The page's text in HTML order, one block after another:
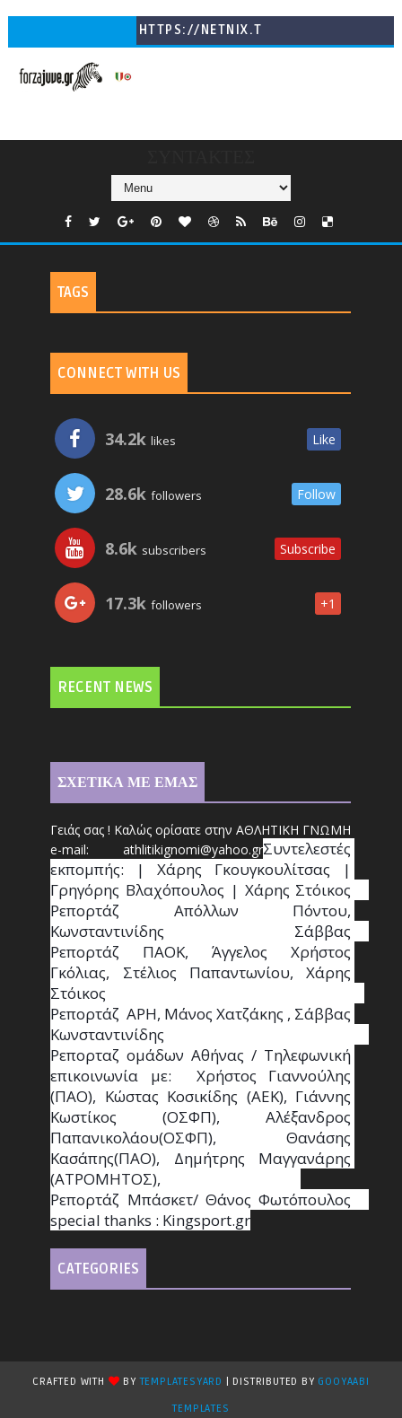
HTTPS://NETNIX.T
TAGS
CONNECT WITH US
34.2k likes Like
28.6k followers Follow
8.6k subscribers Subscribe
17.3k followers +1
RECENT NEWS
ΣΧΕΤΙΚΑ ΜΕ ΕΜΑΣ
Γειάς σας ! Καλώς ορίσατε στην ΑΘΛΗΤΙΚΗ ΓΝΩΜΗ
e-mail: athlitikignomi@yahoo.grΣυντελεστές
εκπομπής: | Χάρης Γκουγκουλίτσας |
Γρηγόρης Βλαχόπουλος | Χάρης Στόικος
Ρεπορτάζ Απόλλων Πόντου,
Κωνσταντινίδης   Σάββας
Ρεπορτάζ ΠΑΟΚ, Άγγελος Χρήστος
Γκόλιας, Στέλιος Παπαντωνίου, Χάρης
Στόικος
Ρεπορτάζ  ΑΡΗ, Μάνος Χατζάκης , Σάββας
Κωνσταντινίδης
Ρεπορταζ ομάδων Αθήνας / Τηλεφωνική
επικοινωνία με:  Χρήστος Γιαννούλης
(ΠΑΟ), Κώστας Κοσικίδης (ΑΕΚ), Γιάννης
Κωστίκος (ΟΣΦΠ), Αλέξανδρος
Παπανικολάου(ΟΣΦΠ), Θανάσης
Κασάπης(ΠΑΟ), Δημήτρης Μαγγανάρης
(ΑΤΡΟΜΗΤΟΣ),
Ρεπορτάζ Μπάσκετ/ Θάνος Φωτόπουλος
special thanks : Κingsport.gr
CATEGORIES
CRAFTED WITH BYTEMPLATESYARD | DISTRIBUTED BY GOOYAABI
TEMPLATES